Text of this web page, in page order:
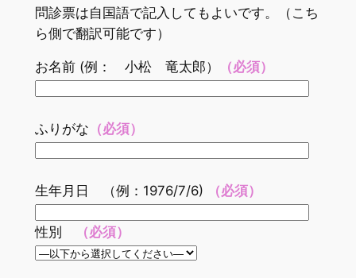
問診票は自国語で記入してもよいです。（こち
ら側で翻訳可能です）
お名前 (例： 小松 竜太郎） （必須）
ふりがな （必須）
生年月日 （例：1976/7/6) （必須）
性別 （必須）